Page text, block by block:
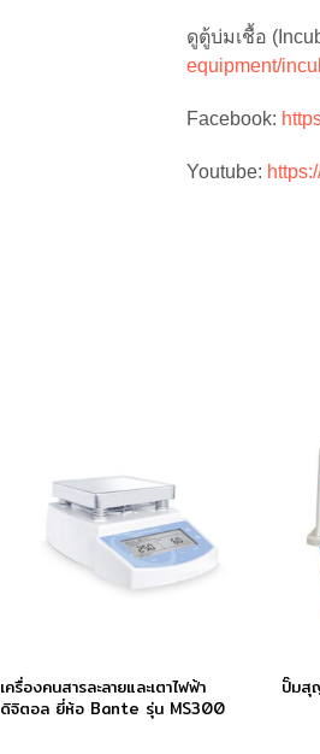
ดูตู้บ่มเชื้อ
equipment/
Facebook:
Youtube:
เครื่องคนสารละลายและเตาไฟฟ้า
ดิจิตอล ยี่ห้อ Bante รุ่น MS300
ปั๊มสุ